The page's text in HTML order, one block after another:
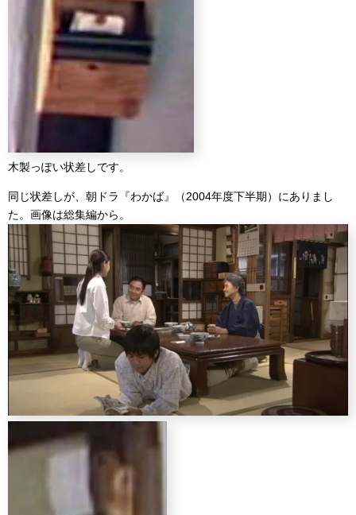
木製っぽい状差しです。
同じ状差しが、朝ドラ『わかば』（2004年度下半期）にありまし
た。画像は総集編から。